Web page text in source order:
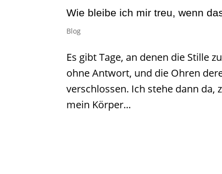
Wie bleibe ich mir treu, wenn
Blog
Es gibt Tage, an denen die Stille
ohne Antwort, und die Ohren
verschlossen. Ich stehe dann da,
mein Körper...